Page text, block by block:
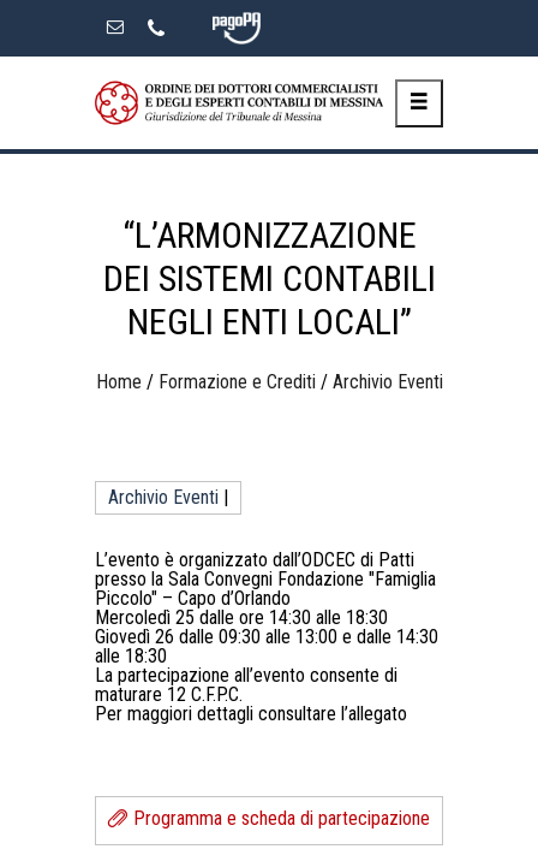
“L’ARMONIZZAZIONE
DEI SISTEMI CONTABILI
NEGLI ENTI LOCALI”
Home / Formazione e Crediti / Archivio Eventi
Archivio Eventi
L’evento è organizzato dall’ODCEC di Patti
presso la Sala Convegni Fondazione "Famiglia
Piccolo" – Capo d’Orlando
Mercoledì 25 dalle ore 14:30 alle 18:30
Giovedì 26 dalle 09:30 alle 13:00 e dalle 14:30
alle 18:30
La partecipazione all’evento consente di
maturare 12 C.F.P.C.
Per maggiori dettagli consultare l’allegato
Programma e scheda di partecipazione